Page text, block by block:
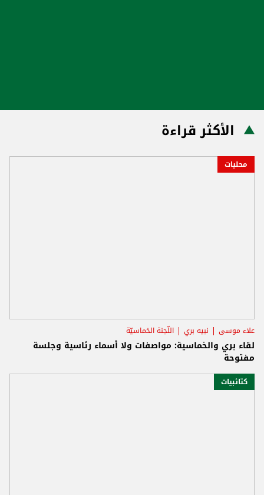
الأكثر قراءة
محليات
علاء موسى نبيه بري اللّجنة الخماسيّة
لقاء بري والخماسية: مواصفات ولا أسماء رئاسية وجلسة
مفتوحة
كتائبيات